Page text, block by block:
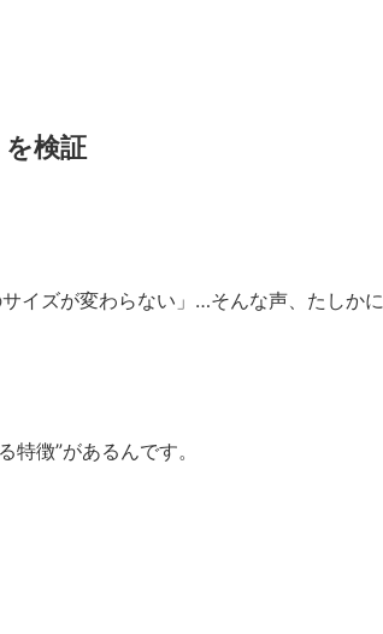
検証
イズが変わらない」…そんな声、たしかに
徴”があるんです。